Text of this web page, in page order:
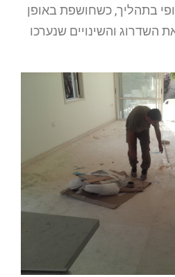
בתהליך, כשחושפת באופן
השדרוג והשינויים שנערכו